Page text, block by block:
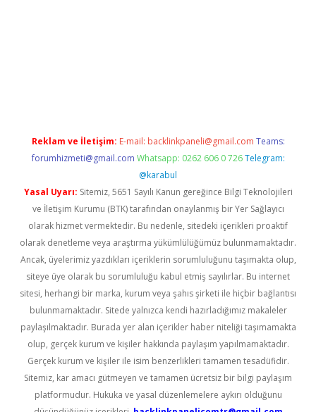
Reklam ve İletişim: E-mail: backlinkpaneli@gmail.com Teams:
forumhizmeti@gmail.com Whatsapp: 0262 606 0 726 Telegram:
@karabul
Yasal Uyarı: Sitemiz, 5651 Sayılı Kanun gereğince Bilgi Teknolojileri
ve İletişim Kurumu (BTK) tarafından onaylanmış bir Yer Sağlayıcı
olarak hizmet vermektedir. Bu nedenle, sitedeki içerikleri proaktif
olarak denetleme veya araştırma yükümlülüğümüz bulunmamaktadır.
Ancak, üyelerimiz yazdıkları içeriklerin sorumluluğunu taşımakta olup,
siteye üye olarak bu sorumluluğu kabul etmiş sayılırlar. Bu internet
sitesi, herhangi bir marka, kurum veya şahıs şirketi ile hiçbir bağlantısı
bulunmamaktadır. Sitede yalnızca kendi hazırladığımız makaleler
paylaşılmaktadır. Burada yer alan içerikler haber niteliği taşımamakta
olup, gerçek kurum ve kişiler hakkında paylaşım yapılmamaktadır.
Gerçek kurum ve kişiler ile isim benzerlikleri tamamen tesadüfidir.
Sitemiz, kar amacı gütmeyen ve tamamen ücretsiz bir bilgi paylaşım
platformudur. Hukuka ve yasal düzenlemelere aykırı olduğunu